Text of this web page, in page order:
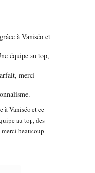
à Vaniséo et ce
au top, des
beaucoup